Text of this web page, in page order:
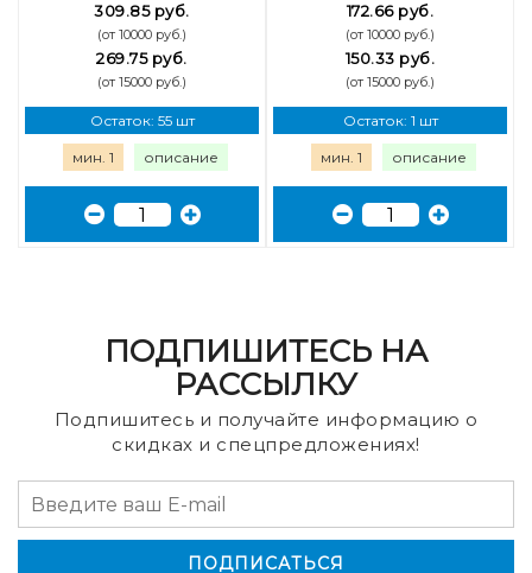
309.85 руб.
(от 10000 руб.)
269.75 руб.
(от 15000 руб.)
Остаток: 55 шт
мин. 1 описание
172.66 руб.
(от 10000 руб.)
150.33 руб.
(от 15000 руб.)
Остаток: 1 шт
мин. 1 описание
ПОДПИШИТЕСЬ НА
РАССЫЛКУ
Подпишитесь и получайте информацию о
скидках и спецпредложениях!